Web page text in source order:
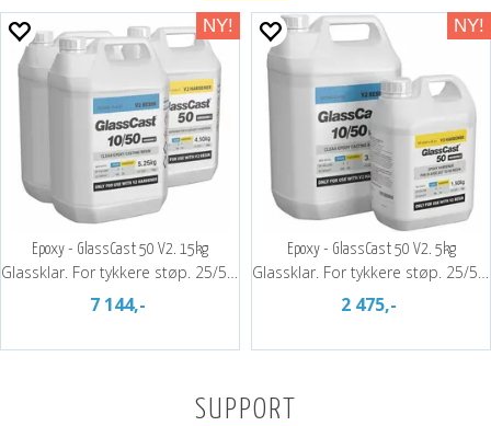
Epoxy - GlassCast 50 V2. 15kg
Glassklar. For tykkere støp. 25/50 mm.
7 144,-
Epoxy - GlassCast 50 V2. 5kg
Glassklar. For tykkere støp. 25/50 mm.
2 475,-
SUPPORT